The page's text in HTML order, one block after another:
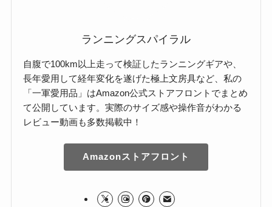
ランニングスパイラル
自腹で100km以上走って検証したランニングギアや、
長年愛用して経年変化を遂げた極上文房具など、私の
「一軍愛用品」はAmazon公式ストアフロントでまとめ
て公開しています。実際のサイズ感や操作音がわかる
レビュー動画も多数掲載中！
Amazonストアフロント